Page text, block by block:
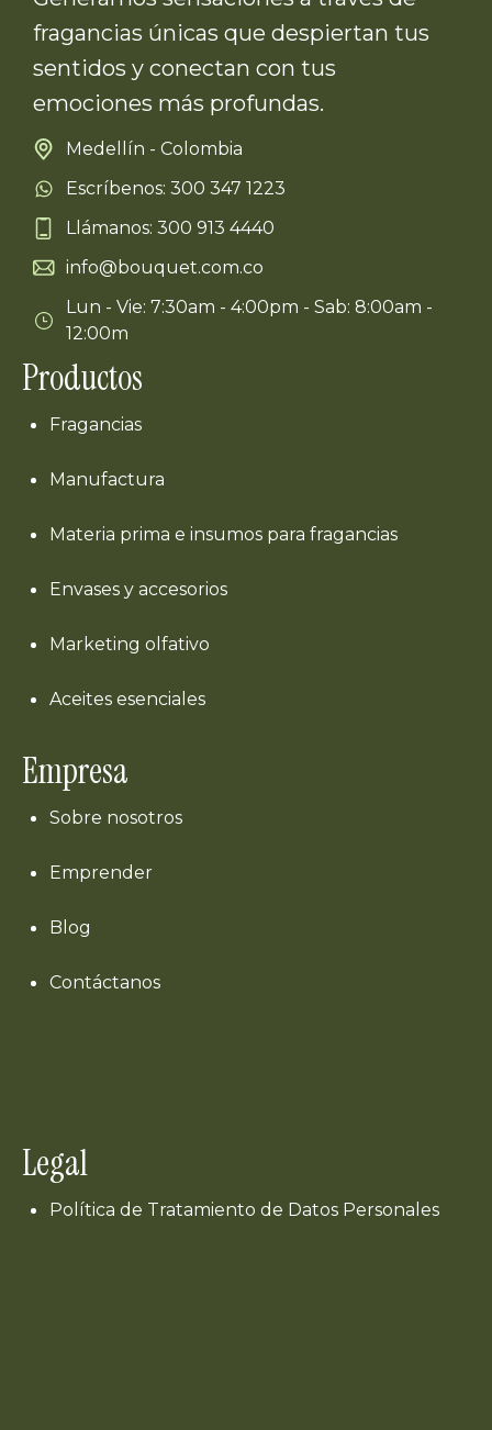
fragancias únicas que despiertan tus
sentidos y conectan con tus
emociones más profundas.
Medellín - Colombia
Escríbenos: 300 347 1223
Llámanos: 300 913 4440
info@bouquet.com.co
Lun - Vie: 7:30am - 4:00pm - Sab: 8:00am -
12:00m
Productos
Fragancias
Manufactura
Materia prima e insumos para fragancias
Envases y accesorios
Marketing olfativo
Aceites esenciales
Empresa
Sobre nosotros
Emprender
Blog
Contáctanos
Legal
Política de Tratamiento de Datos Personales